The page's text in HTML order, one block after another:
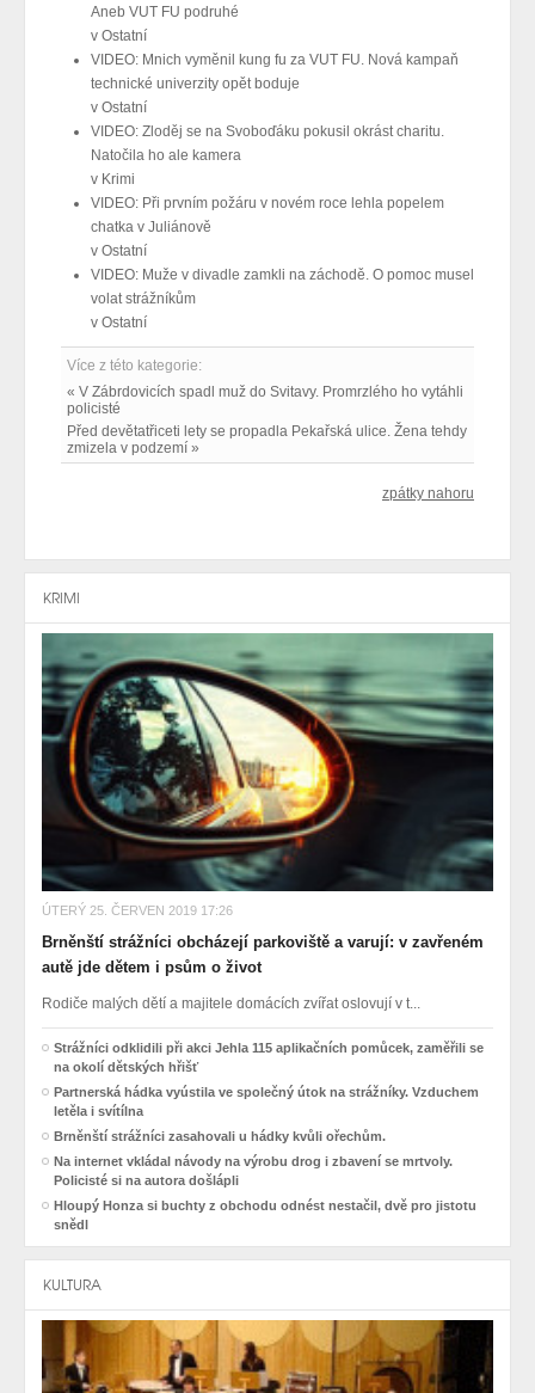
Aneb VUT FU podruhé
v Ostatní
VIDEO: Mnich vyměnil kung fu za VUT FU. Nová kampaň
technické univerzity opět boduje
v Ostatní
VIDEO: Zloděj se na Svoboďáku pokusil okrást charitu.
Natočila ho ale kamera
v Krimi
VIDEO: Při prvním požáru v novém roce lehla popelem
chatka v Juliánově
v Ostatní
VIDEO: Muže v divadle zamkli na záchodě. O pomoc musel
volat strážníkům
v Ostatní
Více z této kategorie:
« V Zábrdovicích spadl muž do Svitavy. Promrzlého ho vytáhli
policisté
Před devětatřiceti lety se propadla Pekařská ulice. Žena tehdy
zmizela v podzemí »
zpátky nahoru
KRIMI
ÚTERÝ 25. ČERVEN 2019 17:26
Brněnští strážníci obcházejí parkoviště a varují: v zavřeném
autě jde dětem i psům o život
Rodiče malých dětí a majitele domácích zvířat oslovují v t...
Strážníci odklidili při akci Jehla 115 aplikačních pomůcek, zaměřili se
na okolí dětských hřišť
Partnerská hádka vyústila ve společný útok na strážníky. Vzduchem
letěla i svítílna
Brněnští strážníci zasahovali u hádky kvůli ořechům.
Na internet vkládal návody na výrobu drog i zbavení se mrtvoly.
Policisté si na autora došlápli
Hloupý Honza si buchty z obchodu odnést nestačil, dvě pro jistotu
snědl
KULTURA